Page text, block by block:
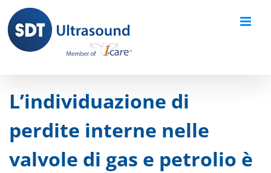
content
L’individuazione di
perdite interne nelle
valvole di gas e petrolio è